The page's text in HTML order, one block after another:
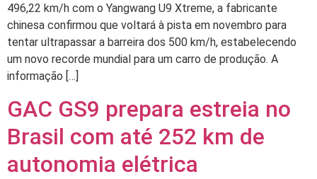
496,22 km/h com o Yangwang U9 Xtreme, a fabricante
chinesa confirmou que voltará à pista em novembro para
tentar ultrapassar a barreira dos 500 km/h, estabelecendo
um novo recorde mundial para um carro de produção. A
informação […]
GAC GS9 prepara estreia no
Brasil com até 252 km de
autonomia elétrica